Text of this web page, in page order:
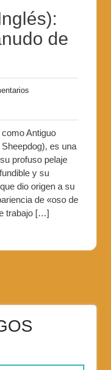
de
Antiguo
es una
profuso pelaje
y su
dio origen a su
de «oso de
trabajo […]